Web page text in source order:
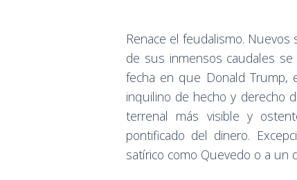
Renace el feudalismo.
de sus inmensos caudales
fecha en que Donald Trump,
inquilino de hecho y derecho
terrenal más visible y
pontificado del dinero.
satírico como Quevedo o a un